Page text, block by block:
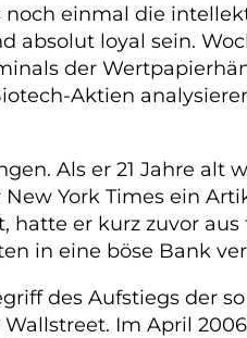
einmal die
absolut loyal sein.
der
Aktien
Als er 21 Jahre alt
York Times ein
hatte er kurz zuvor
in eine böse Bank
des Aufstiegs der
Im April